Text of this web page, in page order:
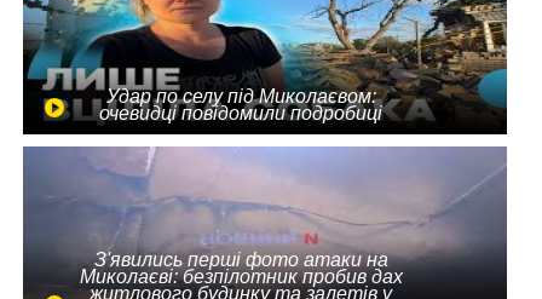
Удар по селу під Миколаєвом:
очевидці повідомили подробиці
З'явились перші фото атаки на
Миколаєві: безпілотник пробив дах
житлового будинку та залетів у